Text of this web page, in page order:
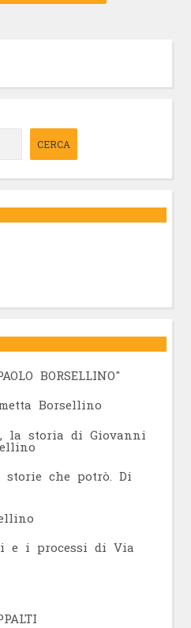
CERCA
BORSELLINO"
Borsellino
la storia di Giovanni
che potrò. Di
e i processi di Via